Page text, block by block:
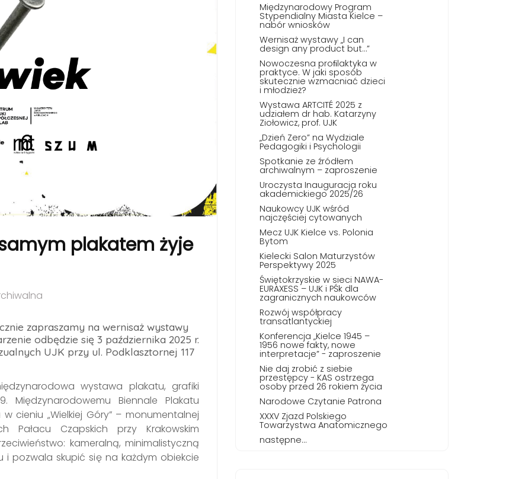
plakatem żyje
zapraszamy na wernisaż wystawy
odbędzie się 3 października 2025 r.
UJK przy ul. Podklasztornej 117
wystawa plakatu, grafiki
Międzynarodowemu Biennale Plakatu
cieniu „Wielkiej Góry” – monumentalnej
Pałacu Czapskich przy Krakowskim
kameralną, minimalistyczną
pozwala skupić się na każdym obiekcie
Międzynarodowy Program
Stypendialny Miasta Kielce –
nabór wniosków
Wernisaż wystawy „I can
design any product but…”
Nowoczesna proﬁlaktyka w
praktyce. W jaki sposób
skutecznie wzmacniać dzieci
i młodzież?
Wystawa ARTCITÉ 2025 z
udziałem dr hab. Katarzyny
Ziołowicz, prof. UJK
„Dzień Zero” na Wydziale
Pedagogiki i Psychologii
Spotkanie ze źródłem
archiwalnym – zaproszenie
Uroczysta Inauguracja roku
akademickiego 2025/26
Naukowcy UJK wśród
najczęściej cytowanych
Mecz UJK Kielce vs. Polonia
Bytom
Kielecki Salon Maturzystów
Perspektywy 2025
Świętokrzyskie w sieci NAWA-
EURAXESS – UJK i PŚk dla
zagranicznych naukowców
Rozwój współpracy
transatlantyckiej
Konferencja „Kielce 1945 –
1956 nowe fakty, nowe
interpretacje” - zaproszenie
Nie daj zrobić z siebie
przestępcy - KAS ostrzega
osoby przed 26 rokiem życia
Narodowe Czytanie Patrona
XXXV Zjazd Polskiego
Towarzystwa Anatomicznego
następne...